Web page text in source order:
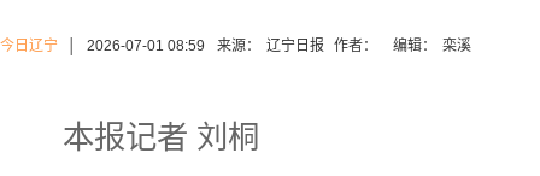
今日辽宁 2026-07-01 08:59 来源： 辽宁日报 作者： 编辑： 栾溪
本报记者 刘桐